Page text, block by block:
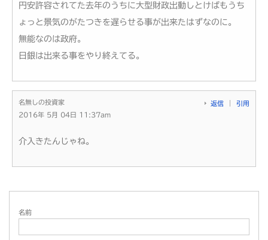
円安許容されてた去年のうちに大型財政出動しとけばもうち
ょっと景気のがたつきを遅らせる事が出来たはずなのに。
無能なのは政府。
日銀は出来る事をやり終えてる。
名無しの投資家
2016年 5月 04日 11:37am
返信 引用
介入きたんじゃね。
名前